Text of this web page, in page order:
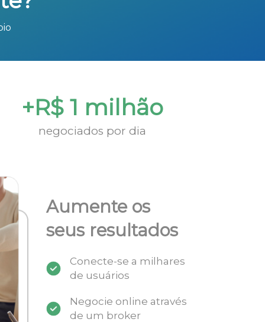
+R$ 1 milhão
negociados por dia
Aumente os
seus resultados
Conecte-se a milhares
de usuários
Negocie online através
de um broker